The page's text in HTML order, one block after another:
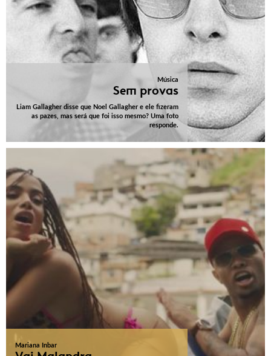
Música
Sem provas
Liam Gallagher disse que Noel Gallagher e ele fizeram
as pazes, mas será que foi isso mesmo? Uma foto
responde.
Mariana Inbar